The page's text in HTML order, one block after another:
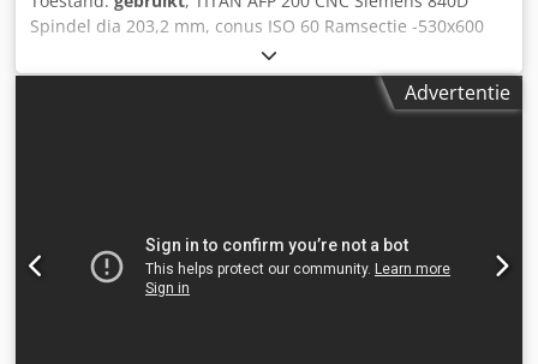
Spindel dia 203,2 mm, conus ISO 60 Ramsectie -530x600
mm X- 18000 mm Y-4000 mm Z-1500 mm Dedpfscr Rkasx
Ahqokr W- 900 mm Draaitafel MRD 3000 Video met de
werking van de machine is beschikbaar op aanvraag.Advertentie